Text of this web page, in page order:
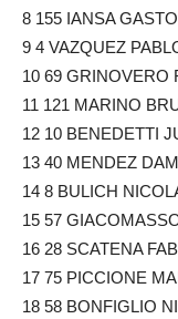
8 155 IANSA
9 4 VAZQUEZ
10 69 GRINOVERO
11 121 MARINO
12 10 BENEDETTI
13 40 MENDEZ
14 8 BULICH
15 57
16 28 SCATENA
17 75 PICCIONE
18 58 BONFIGLIO